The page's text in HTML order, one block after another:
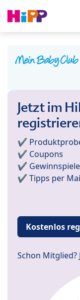
Jetzt im
✔️
✔️ Coupons
✔️ Gewinnspiele
✔️ Tipps per
Kostenlos
Schon Mitglied?